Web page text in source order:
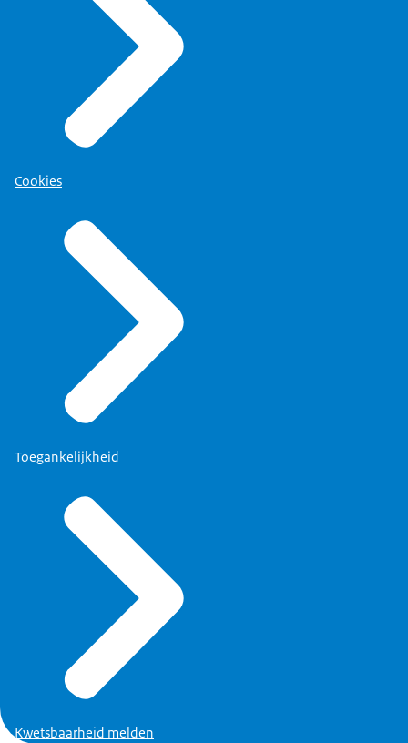
Cookies
Toegankelijkheid
Kwetsbaarheid melden